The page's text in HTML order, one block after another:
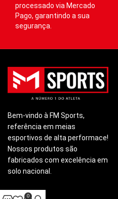
processado via Mercado
Pago, garantindo a sua
segurança.
Bem-vindo à FM Sports,
referência em meias
esportivos de alta performace!
Nossos produtos são
fabricados com excelência em
solo nacional.
0